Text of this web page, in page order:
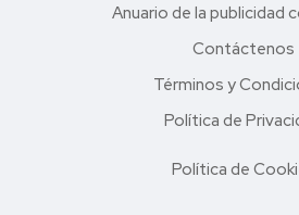
Anuario de la publicidad
Contáctenos
Términos y
Política de
Política de